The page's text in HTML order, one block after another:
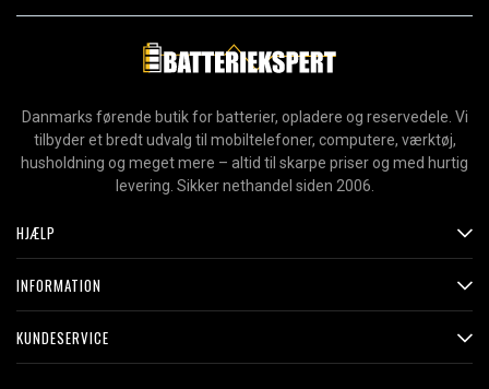
Danmarks førende butik for batterier, opladere og reservedele. Vi
tilbyder et bredt udvalg til mobiltelefoner, computere, værktøj,
husholdning og meget mere – altid til skarpe priser og med hurtig
levering. Sikker nethandel siden 2006.
HJÆLP
INFORMATION
KUNDESERVICE